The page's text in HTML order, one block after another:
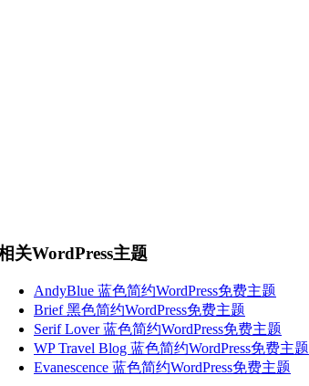
关WordPress主题
AndyBlue 蓝色简约WordPress免费主题
Brief 黑色简约WordPress免费主题
Serif Lover 蓝色简约WordPress免费主题
WP Travel Blog 蓝色简约WordPress免费主题
Evanescence 蓝色简约WordPress免费主题